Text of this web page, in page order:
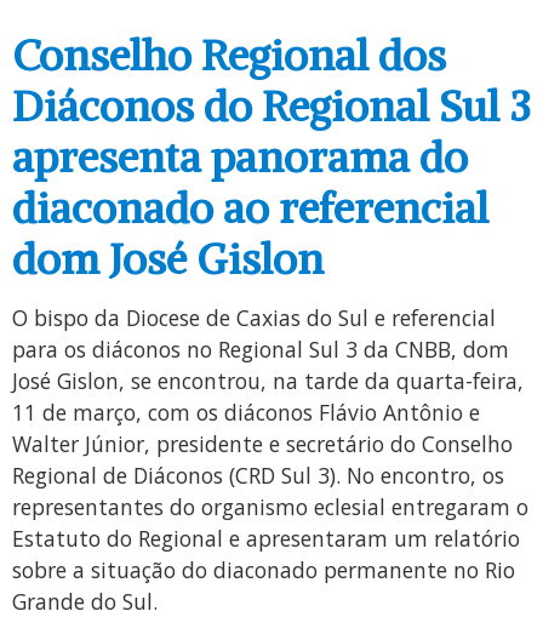
Conselho Regional dos
Diáconos do Regional Sul 3
apresenta panorama do
diaconado ao referencial
dom José Gislon
O bispo da Diocese de Caxias do Sul e referencial
para os diáconos no Regional Sul 3 da CNBB, dom
José Gislon, se encontrou, na tarde da quarta-feira,
11 de março, com os diáconos Flávio Antônio e
Walter Júnior, presidente e secretário do Conselho
Regional de Diáconos (CRD Sul 3). No encontro, os
representantes do organismo eclesial entregaram o
Estatuto do Regional e apresentaram um relatório
sobre a situação do diaconado permanente no Rio
Grande do Sul.